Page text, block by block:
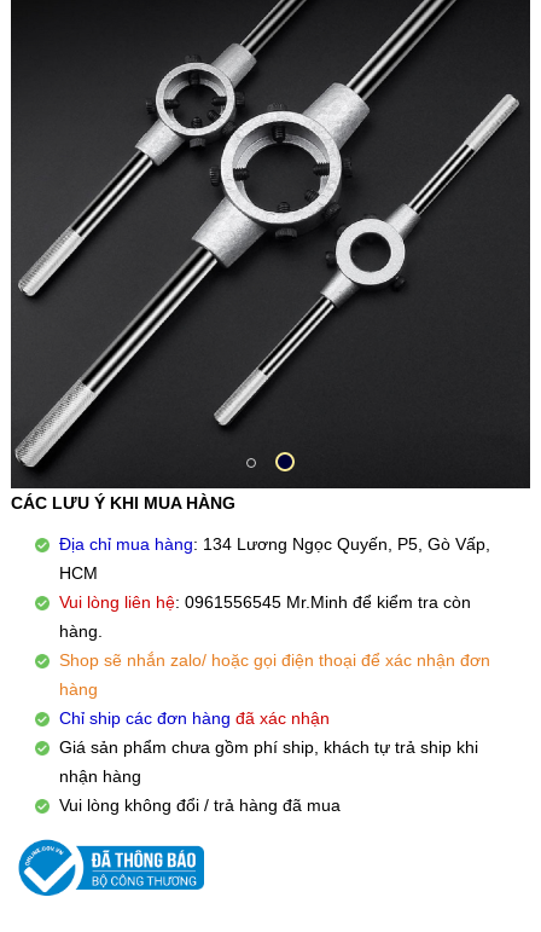
CÁC LƯU Ý KHI MUA HÀNG
Địa chỉ mua hàng: 134 Lương Ngọc Quyến, P5, Gò Vấp,
HCM
Vui lòng liên hệ: 0961556545 Mr.Minh để kiểm tra còn
hàng.
Shop sẽ nhắn zalo/ hoặc gọi điện thoại để xác nhận đơn
hàng
Chỉ ship các đơn hàng đã xác nhận
Giá sản phẩm chưa gồm phí ship, khách tự trả ship khi
nhận hàng
Vui lòng không đổi / trả hàng đã mua